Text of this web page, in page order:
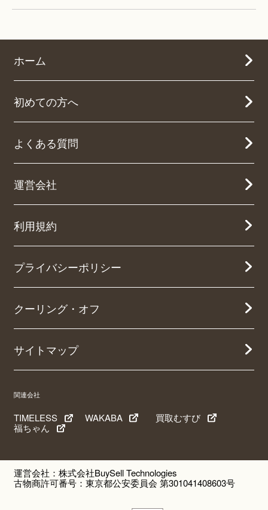
ホーム
初めての方へ
よくある質問
運営会社
利用規約
プライバシーポリシー
クーリング・オフ
サイトマップ
関連会社
TIMELESS WAKABA
買取むすび
福ちゃん
運営会社：株式会社BuySell Technologies
古物商許可番号：東京都公安委員会 第301041408603号